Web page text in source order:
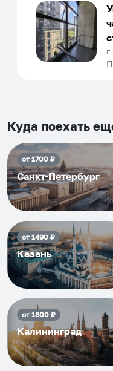
только в
отличном
апартаментов
человек,
договориться,
приезжать
Куда поехать
от1700₽
Санкт-Петербург
от1490₽
Казань
от1800₽
Калининград